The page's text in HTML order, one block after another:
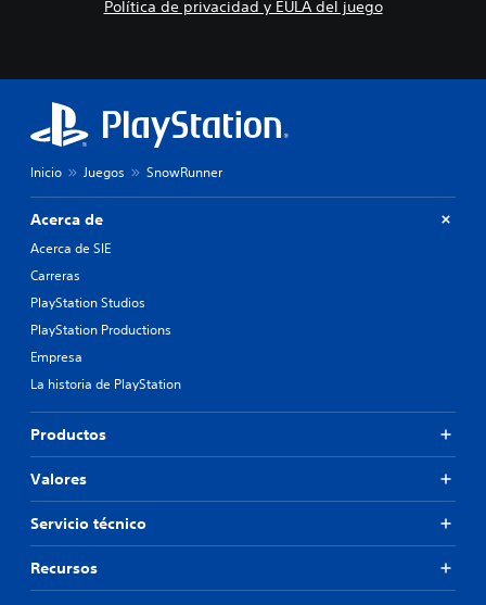
Política de privacidad y EULA del juego
Inicio Juegos SnowRunner
Acerca de
Acerca de SIE
Carreras
PlayStation Studios
PlayStation Productions
Empresa
La historia de PlayStation
Productos
Valores
Servicio técnico
Recursos